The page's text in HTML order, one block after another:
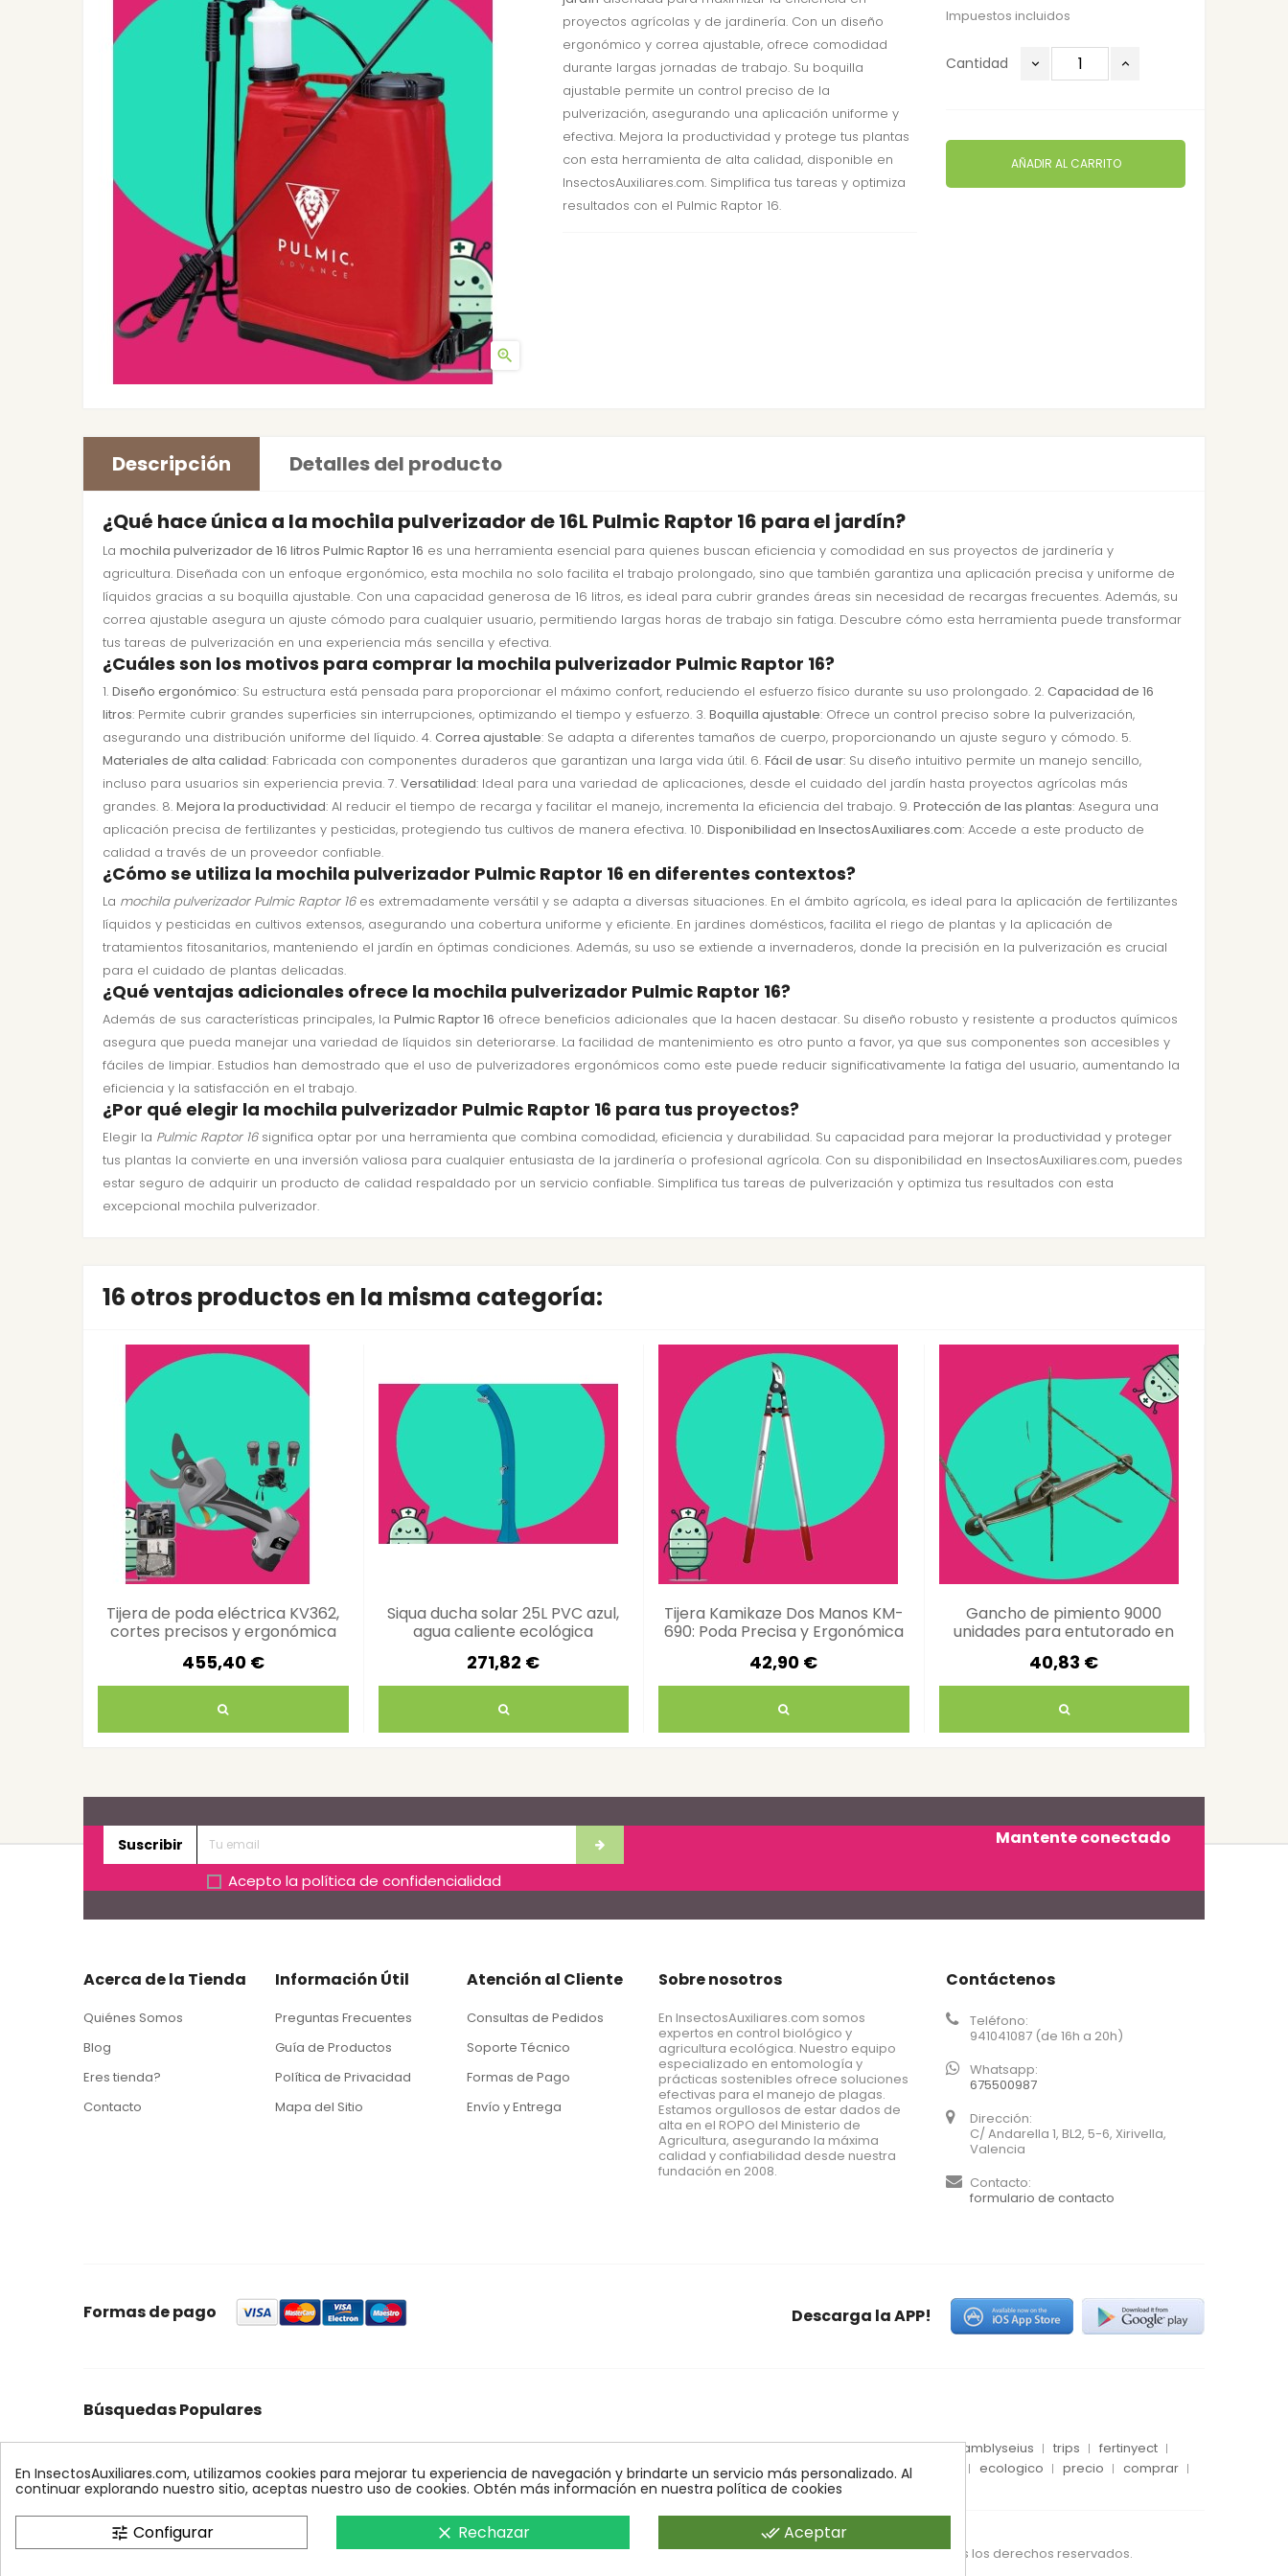

Impuestos incluidos
Cantidad
AÑADIR AL CARRITO
proyectos agrícolas y de jardinería. Con un diseño
ergonómico y correa ajustable, ofrece comodidad
durante largas jornadas de trabajo. Su boquilla
ajustable permite un control preciso de la
pulverización, asegurando una aplicación uniforme y
efectiva. Mejora la productividad y protege tus plantas
con esta herramienta de alta calidad, disponible en
InsectosAuxiliares.com. Simplifica tus tareas y optimiza
resultados con el Pulmic Raptor 16.
Descripción Detalles del producto
¿Qué hace única a la mochila pulverizador de 16L Pulmic Raptor 16 para el jardín?
La mochila pulverizador de 16 litros Pulmic Raptor 16 es una herramienta esencial para quienes buscan eficiencia y comodidad en sus proyectos de jardinería y
agricultura. Diseñada con un enfoque ergonómico, esta mochila no solo facilita el trabajo prolongado, sino que también garantiza una aplicación precisa y uniforme de
líquidos gracias a su boquilla ajustable. Con una capacidad generosa de 16 litros, es ideal para cubrir grandes áreas sin necesidad de recargas frecuentes. Además, su
correa ajustable asegura un ajuste cómodo para cualquier usuario, permitiendo largas horas de trabajo sin fatiga. Descubre cómo esta herramienta puede transformar
tus tareas de pulverización en una experiencia más sencilla y efectiva.
¿Cuáles son los motivos para comprar la mochila pulverizador Pulmic Raptor 16?
1. Diseño ergonómico: Su estructura está pensada para proporcionar el máximo confort, reduciendo el esfuerzo físico durante su uso prolongado. 2. Capacidad de 16
litros: Permite cubrir grandes superficies sin interrupciones, optimizando el tiempo y esfuerzo. 3. Boquilla ajustable: Ofrece un control preciso sobre la pulverización,
asegurando una distribución uniforme del líquido. 4. Correa ajustable: Se adapta a diferentes tamaños de cuerpo, proporcionando un ajuste seguro y cómodo. 5.
Materiales de alta calidad: Fabricada con componentes duraderos que garantizan una larga vida útil. 6. Fácil de usar: Su diseño intuitivo permite un manejo sencillo,
incluso para usuarios sin experiencia previa. 7. Versatilidad: Ideal para una variedad de aplicaciones, desde el cuidado del jardín hasta proyectos agrícolas más
grandes. 8. Mejora la productividad: Al reducir el tiempo de recarga y facilitar el manejo, incrementa la eficiencia del trabajo. 9. Protección de las plantas: Asegura una
aplicación precisa de fertilizantes y pesticidas, protegiendo tus cultivos de manera efectiva. 10. Disponibilidad en InsectosAuxiliares.com: Accede a este producto de
calidad a través de un proveedor confiable.
¿Cómo se utiliza la mochila pulverizador Pulmic Raptor 16 en diferentes contextos?
La mochila pulverizador Pulmic Raptor 16es extremadamente versátil y se adapta a diversas situaciones. En el ámbito agrícola, es ideal para la aplicación de fertilizantes
líquidos y pesticidas en cultivos extensos, asegurando una cobertura uniforme y eficiente. En jardines domésticos, facilita el riego de plantas y la aplicación de
tratamientos fitosanitarios, manteniendo el jardín en óptimas condiciones. Además, su uso se extiende a invernaderos, donde la precisión en la pulverización es crucial
para el cuidado de plantas delicadas.
¿Qué ventajas adicionales ofrece la mochila pulverizador Pulmic Raptor 16?
Además de sus características principales, la Pulmic Raptor 16 ofrece beneficios adicionales que la hacen destacar. Su diseño robusto y resistente a productos químicos
asegura que pueda manejar una variedad de líquidos sin deteriorarse. La facilidad de mantenimiento es otro punto a favor, ya que sus componentes son accesibles y
fáciles de limpiar. Estudios han demostrado que el uso de pulverizadores ergonómicos como este puede reducir significativamente la fatiga del usuario, aumentando la
eficiencia y la satisfacción en el trabajo.
¿Por qué elegir la mochila pulverizador Pulmic Raptor 16 para tus proyectos?
Elegir la Pulmic Raptor 16significa optar por una herramienta que combina comodidad, eficiencia y durabilidad. Su capacidad para mejorar la productividad y proteger
tus plantas la convierte en una inversión valiosa para cualquier entusiasta de la jardinería o profesional agrícola. Con su disponibilidad en InsectosAuxiliares.com, puedes
estar seguro de adquirir un producto de calidad respaldado por un servicio confiable. Simplifica tus tareas de pulverización y optimiza tus resultados con esta
excepcional mochila pulverizador.
16 otros productos en la misma categoría:
Tijera de poda eléctrica KV362,
cortes precisos y ergonómica
455,40 €
Siqua ducha solar 25L PVC azul,
agua caliente ecológica
271,82 €
Tijera Kamikaze Dos Manos KM-
690: Poda Precisa y Ergonómica
42,90 €
Gancho de pimiento 9000
unidades para entutorado en
40,83 €
Suscribir
Acepto la política de confidencialidad
Mantente conectado
Acerca de la Tienda
Quiénes Somos
Blog
Eres tienda?
Contacto
Información Útil
Preguntas Frecuentes
Guía de Productos
Política de Privacidad
Mapa del Sitio
Atención al Cliente
Consultas de Pedidos
Soporte Técnico
Formas de Pago
Envío y Entrega
Sobre nosotros
En InsectosAuxiliares.com somos
expertos en control biológico y
agricultura ecológica. Nuestro equipo
especializado en entomología y
prácticas sostenibles ofrece soluciones
efectivas para el manejo de plagas.
Estamos orgullosos de estar dados de
alta en el ROPO del Ministerio de
Agricultura, asegurando la máxima
calidad y confiabilidad desde nuestra
fundación en 2008.
Contáctenos
Teléfono:
941041087 (de 16h a 20h)
Whatsapp:
675500987
Dirección:
C/ Andarella 1, BL2, 5-6, Xirivella,
Valencia
Contacto:
formulario de contacto
Formas de pago Descarga la APP!
Búsquedas Populares
foresta feromonas quercus control ynject araña roja conectores Econex alcornoques nido agrares conector amblyseius trips
fertinyect
max
palmera biologico xilemax encinas robles control biologico quelato bioline monitoreo mosca blanca ecologico precio comprar
InsectosAuxiliares.com © 2008 - 2026. Expertos en Agricultura Ecológica y Control Biológico.Operado por AGRARES IBERIA SL. Todos los derechos reservados.
En InsectosAuxiliares.com, utilizamos cookies para mejorar tu experiencia de navegación y brindarte un servicio más personalizado. Al
continuar explorando nuestro sitio, aceptas nuestro uso de cookies. Obtén más información en nuestra política de cookies
tune Configurar clear Rechazar done_all Aceptar